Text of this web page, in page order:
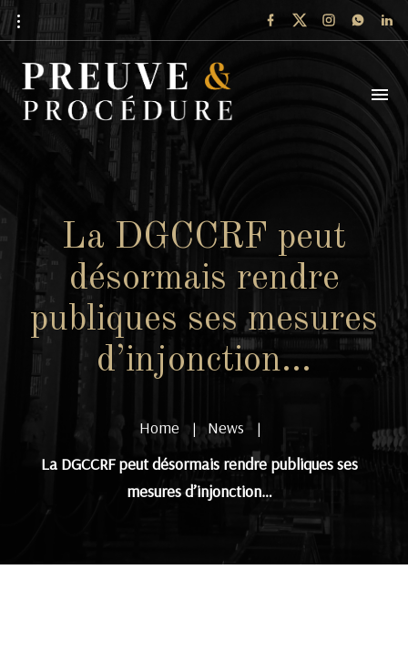
La DGCCRF peut
désormais rendre
publiques ses mesures
d’injonction…
Home |News |
La DGCCRF peut désormais rendre publiques ses
mesures d’injonction…